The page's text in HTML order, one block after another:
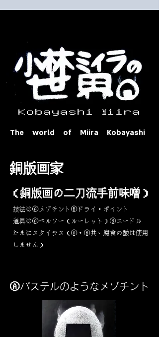
ｏｂａｙａｓｈｉ Ⅿｉｉｒａ​
The world of Miira Kobayashi
​銅版画家
​（銅版画の二刀流手前味噌）
​技法はⒶメゾチントⒷドライ・ポイント
道具はⒶベルソー（ルーレット）Ⓑニードル
​たまにスタイラス（Ⓐ・Ⓑ共、腐食の酸は使用
しません）
Ⓐパステルのようなメゾチント